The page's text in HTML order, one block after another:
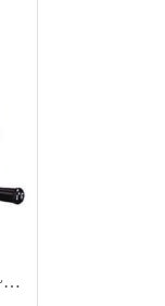
Sun yeh electric actuator OM-4~OM-6 Series